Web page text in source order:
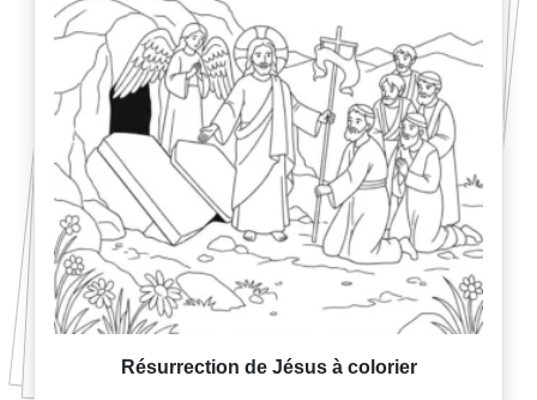
Résurrection de Jésus à colorier